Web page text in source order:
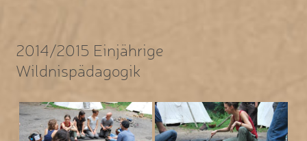
2014/2015 Einjährige
Wildnispädagogik